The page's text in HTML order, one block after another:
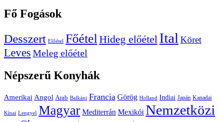
Fő Fogások
Desszert Előétel FőételHideg előétel Ital Köret
Leves Meleg előétel
Népszerű Konyhák
Amerikai Angol Arab Balkáni Francia Görög Holland Indiai Japán Kanadai
Kínai Lengyel Magyar Mediterrán Mexikói Nemzetközi